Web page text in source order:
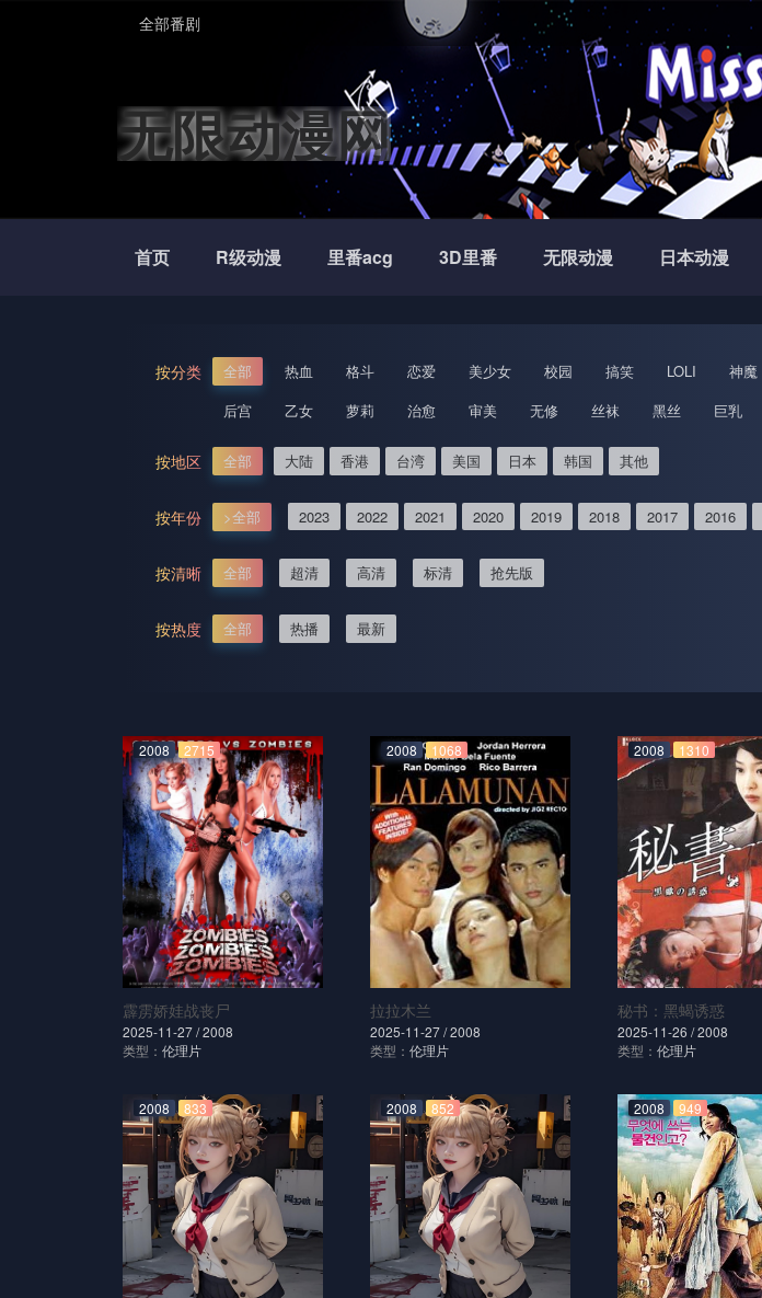
全部番剧
无限动漫网
首页 R级动漫 里番acg 3D里番 无限动漫 日本动漫
按分类 全部 热血 格斗 恋爱 美少女 校园 搞笑 LOLI 神魔
后宫
乙女 萝莉 治愈 审美 无修 丝袜 黑丝 巨乳
按地区 全部 大陆 香港 台湾 美国 日本 韩国 其他
按年份 >全部 2023 2022 2021 2020 2019 2018 2017 2016
按清晰 全部 超清 高清 标清 抢先版
按热度 全部 热播 最新
2008 2715
霹雳娇娃战丧尸
2025-11-27 /2008
类型： 伦理片
2008 1068
拉拉木兰
2025-11-27 /2008
类型： 伦理片
2008 1310
秘书：黑蝎诱惑
2025-11-26 /2008
类型： 伦理片
2008 833 2008 852 2008 949